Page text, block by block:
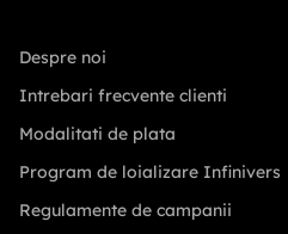
Despre noi
Intrebari frecvente clienti
Modalitati de plata
Program de loializare Infinivers
Regulamente de campanii